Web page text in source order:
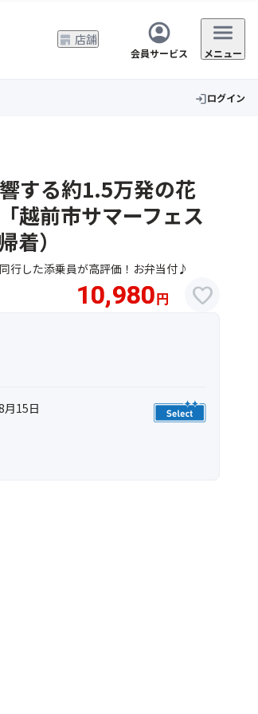
店舗
会員サービス メニュー
loginログイン
する約1.5万発の花
越前市サマーフェス
着）
行した添乗員が高評価！お弁当付♪
10,980 円 favorite
月15日